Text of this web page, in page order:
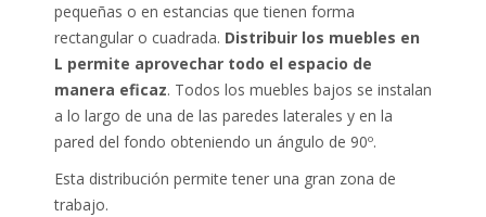
pequeñas o en estancias que tienen forma
rectangular o cuadrada. Distribuir los muebles en
L permite aprovechar todo el espacio de
manera eficaz. Todos los muebles bajos se instalan
a lo largo de una de las paredes laterales y en la
pared del fondo obteniendo un ángulo de 90º.
Esta distribución permite tener una gran zona de
trabajo.